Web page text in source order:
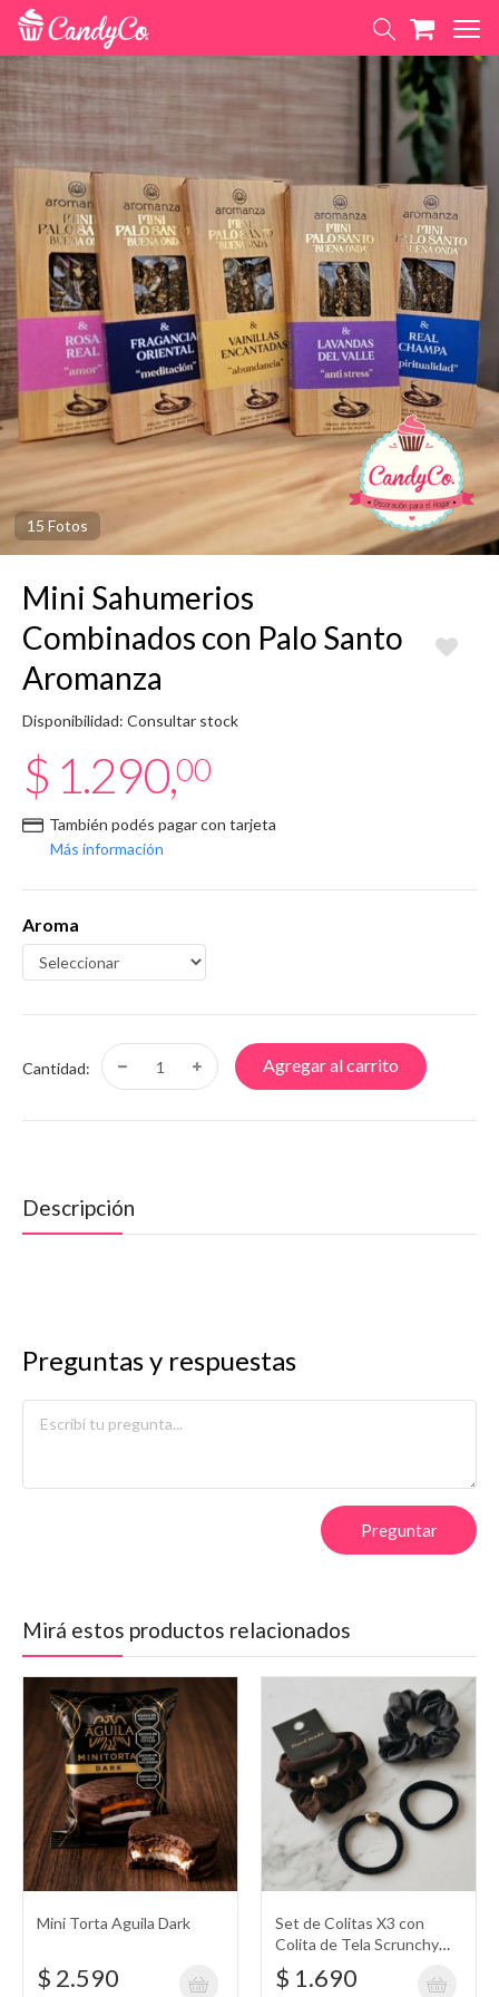
15 Fotos
Mini Sahumerios
Combinados con Palo Santo
Aromanza
Disponibilidad: Consultar stock
$ 1.290,00
También podés pagar con tarjeta
Más información
Aroma
Cantidad: Agregar al carrito
Descripción
Preguntas y respuestas
Preguntar
Mirá estos productos relacionados
Mini Torta Aguila Dark
$ 2.590
Set de Colitas X3 con
Colita de Tela Scrunchy
con Mini Strass, Colita Lisa,
y Colita con Textura y
$ 1.690